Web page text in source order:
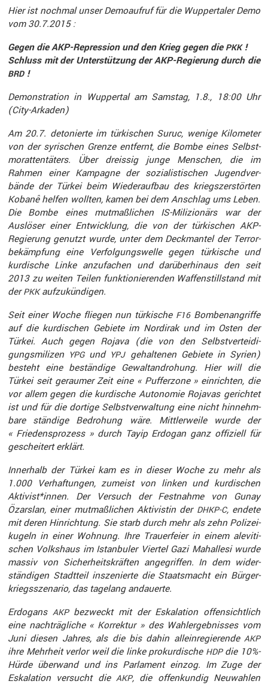
Hier ist nochmal unser Demoaufruf für die Wupper­taler Demo
vom 30.7.2015 :
Gegen die AKP-Repres­sion und den Krieg gegen die PKK!
Schluss mit der Unter­stüt­zung der AKP-Regie­rung durch die
BRD!
Demons­tra­tion in Wuppertal am Samstag, 1.8., 18:00 Uhr
(City-Arkaden)
Am 20.7. detonierte im türki­schen Suruc, wenige Kilometer
von der syrischen Grenze entfernt, die Bombe eines Selbst­
mor­at­ten­tä­ters. Über dreissig junge Menschen, die im
Rahmen einer Kampagne der sozia­lis­ti­schen Jugend­ver­
bände der Türkei beim Wieder­aufbau des kriegs­zer­störten
Kobanê helfen wollten, kamen bei dem Anschlag ums Leben.
Die Bombe eines mutmaß­lichen IS-Milizio­närs war der
Auslöser einer Entwick­lung, die von der türki­schen AKP-
Regie­rung genutzt wurde, unter dem Deckmantel der Terror­
be­kämp­fung eine Verfol­gungs­welle gegen türki­sche und
kurdi­sche Linke anzufa­chen und darüber­hinaus den seit
2013 zu weiten Teilen funktio­nie­renden Waffen­still­stand mit
derPKKaufzu­kün­digen.
Seit einer Woche fliegen nun türki­sche F16Bomben­an­griffe
auf die kurdi­schen Gebiete im Nordirak und im Osten der
Türkei. Auch gegen Rojava (die von den Selbst­ver­tei­di­
gungs­mi­lizen YPGund YPJgehal­tenen Gebiete in Syrien)
besteht eine bestän­dige Gewalt­an­dro­hung. Hier will die
Türkei seit geraumer Zeit eine « Puffer­zone » einrichten, die
vor allem gegen die kurdi­sche Autonomie Rojavas gerichtet
ist und für die dortige Selbst­ver­wal­tung eine nicht hinnehm­
bare ständige Bedro­hung wäre. Mittler­weile wurde der
« Friedens­pro­zess » durch Tayip Erdogan ganz offiziell für
geschei­tert erklärt.
Inner­halb der Türkei kam es in dieser Woche zu mehr als
1.000 Verhaf­tungen, zumeist von linken und kurdi­schen
Aktivist*innen. Der Versuch der Festnahme von Gunay
Özarslan, einer mutmaß­lichen Aktivistin der DHKP-C, endete
mit deren Hinrich­tung. Sie starb durch mehr als zehn Polizei­
ku­geln in einer Wohnung. Ihre Trauer­feier in einem alevi­ti­
schen Volks­haus im Istan­buler Viertel Gazi Mahal­lesi wurde
massiv von Sicher­heits­kräften angegriffen. In dem wider­
stän­digen Stadt­teil insze­nierte die Staats­macht ein Bürger­
kriegs­sze­nario, das tagelang andau­erte.
Erdogans AKPbezweckt mit der Eskala­tion offen­sichtlich
eine nachträg­liche « Korrektur » des Wahler­geb­nisses vom
Juni diesen Jahres, als die bis dahin allein­re­gie­rende AKP
ihre Mehrheit verlor weil die linke prokur­dische HDPdie 10%-
Hürde überwand und ins Parla­ment einzog. Im Zuge der
Eskala­tion versucht die AKP, die offen­kundig Neuwahlen